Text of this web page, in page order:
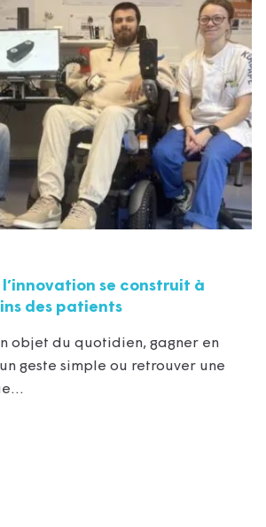
se construit à
des patients
objet du quotidien, gagner en
geste simple ou retrouver une